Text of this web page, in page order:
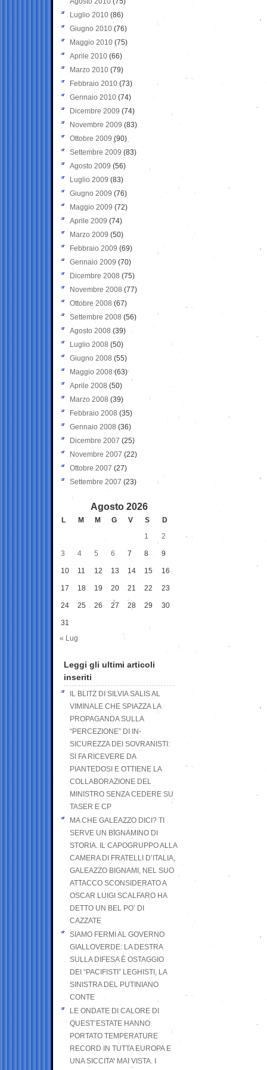
Luglio 2010 (86)
Giugno 2010 (76)
Maggio 2010 (75)
Aprile 2010 (66)
Marzo 2010 (79)
Febbraio 2010 (73)
Gennaio 2010 (74)
Dicembre 2009 (74)
Novembre 2009 (83)
Ottobre 2009 (90)
Settembre 2009 (83)
Agosto 2009 (56)
Luglio 2009 (83)
Giugno 2009 (76)
Maggio 2009 (72)
Aprile 2009 (74)
Marzo 2009 (50)
Febbraio 2009 (69)
Gennaio 2009 (70)
Dicembre 2008 (75)
Novembre 2008 (77)
Ottobre 2008 (67)
Settembre 2008 (56)
Agosto 2008 (39)
Luglio 2008 (50)
Giugno 2008 (55)
Maggio 2008(63)
Aprile 2008 (50)
Marzo 2008 (39)
Febbraio 2008 (35)
Gennaio 2008 (36)
Dicembre 2007 (25)
Novembre 2007 (22)
Ottobre 2007 (27)
Settembre 2007 (23)
Agosto 2026
L M M G V S
D
1
2
3 4 5 6 7 8 9
10 11 12 13 14 15 16
17 18 19 20 21 22 23
24 25 26 27 28 29 30
31
« Lug
Leggi gli ultimi articoli
inseriti
IL BLITZ DI SILVIA SALIS AL
VIMINALE CHE SPIAZZA LA
PROPAGANDA SULLA
“PERCEZIONE” DI IN-
SICUREZZA DEI SOVRANISTI:
SI FA RICEVERE DA
PIANTEDOSI E OTTIENE LA
COLLABORAZIONE DEL
MINISTRO SENZA CEDERE SU
TASER E CP
MA CHE GALEAZZO DICI? TI
SERVE UN BIGNAMINO DI
STORIA. IL CAPOGRUPPO ALLA
CAMERA DI FRATELLI D’ITALIA,
GALEAZZO BIGNAMI, NEL SUO
ATTACCO SCONSIDERATO A
OSCAR LUIGI SCALFARO HA
DETTO UN BEL PO’ DI
CAZZATE
SIAMO FERMI AL GOVERNO
GIALLOVERDE: LA DESTRA
SULLA DIFESA È OSTAGGIO
DEI “PACIFISTI” LEGHISTI, LA
SINISTRA DEL PUTINIANO
CONTE
LE ONDATE DI CALORE DI
QUEST’ESTATE HANNO
PORTATO TEMPERATURE
RECORD IN TUTTA EUROPA E
UNA SICCITA’ MAI VISTA. I